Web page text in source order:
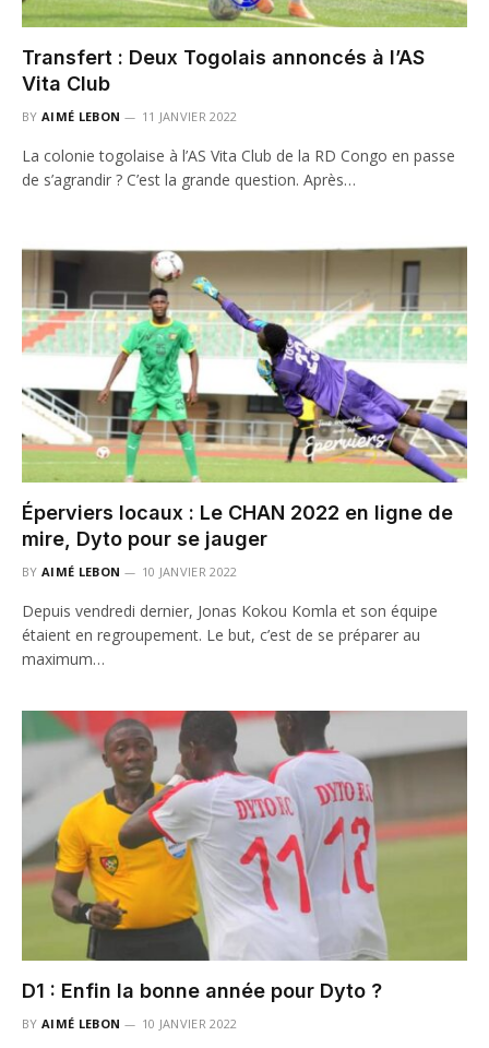
Transfert : Deux Togolais annoncés à l’AS
Vita Club
BY AIMÉ LEBON 11 JANVIER 2022
La colonie togolaise à l’AS Vita Club de la RD Congo en passe
de s’agrandir ? C’est la grande question. Après…
Éperviers locaux : Le CHAN 2022 en ligne de
mire, Dyto pour se jauger
BY AIMÉ LEBON 10 JANVIER 2022
Depuis vendredi dernier, Jonas Kokou Komla et son équipe
étaient en regroupement. Le but, c’est de se préparer au
maximum…
D1 : Enfin la bonne année pour Dyto ?
BY AIMÉ LEBON 10 JANVIER 2022